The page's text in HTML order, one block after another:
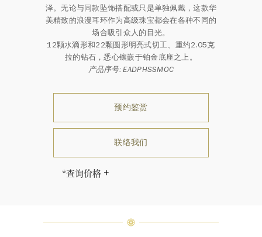
泽。无论与同款坠饰搭配或只是单独佩戴，这款华
美精致的浪漫耳环作为高级珠宝都会在各种不同的
场合吸引众人的目光。
12颗水滴形和22颗圆形明亮式切工、重约2.05克
拉的钻石，悉心镶嵌于铂金底座之上。
产品序号: EADPHSSMOC
预约鉴赏
联络我们
*查询价格
宝石皆与众不同而采用独特镶嵌方